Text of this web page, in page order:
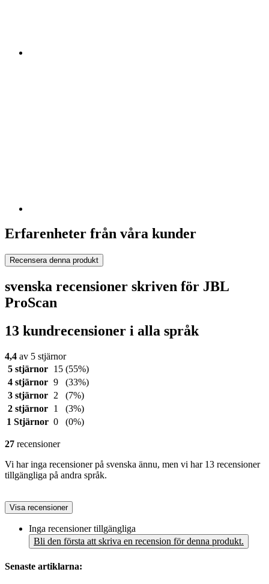
Erfarenheter från våra kunder
Recensera denna produkt
svenska recensioner skriven för JBL
ProScan
13 kundrecensioner i alla språk
4,4 av 5 stjärnor
5 stjärnor
15 (55%)
4 stjärnor 9
(33%)
3 stjärnor
2
(7%)
2 stjärnor
1
(3%)
1 Stjärnor 0 (0%)
27 recensioner
Vi har inga recensioner på svenska ännu, men vi har 13 recensioner
tillgängliga på andra språk.
Visa recensioner
Inga recensioner tillgängliga
Bli den första att skriva en recension för denna produkt.
Senaste artiklarna: